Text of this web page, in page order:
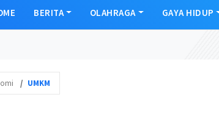
BERITA OLAHRAGA GAYA HIDUP
UMKM